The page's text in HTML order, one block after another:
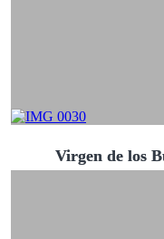
Virgen de los